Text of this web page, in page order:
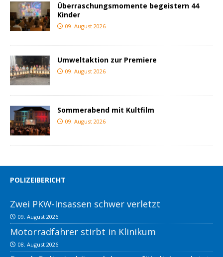
Überraschungsmomente begeistern 44
Kinder
09. August 2026
Umweltaktion zur Premiere
09. August 2026
Sommerabend mit Kultfilm
09. August 2026
POLIZEIBERICHT
Zwei PKW-Insassen schwer verletzt
09. August 2026
Motorradfahrer stirbt in Klinikum
08. August 2026